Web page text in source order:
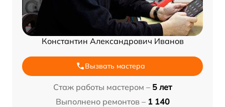
Константин Александрович Иванов
Вызвать мастера
Стаж работы мастером – 5 лет
Выполнено ремонтов – 1 140